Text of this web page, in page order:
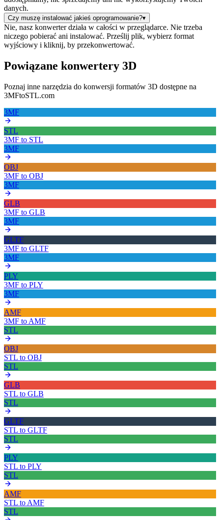
danych.
Czy muszę instalować jakieś oprogramowanie?▾
Nie, nasz konwerter działa w całości w przeglądarce. Nie trzeba
niczego pobierać ani instalować. Prześlij plik, wybierz format
wyjściowy i kliknij, by przekonwertować.
Powiązane konwertery 3D
Poznaj inne narzędzia do konwersji formatów 3D dostępne na
3MFtoSTL.com
3MF
STL
3MF to STL
3MF
OBJ
3MF to OBJ
3MF
GLB
3MF to GLB
3MF
GLTF
3MF to GLTF
3MF
PLY
3MF to PLY
3MF
AMF
3MF to AMF
STL
OBJ
STL to OBJ
STL
GLB
STL to GLB
STL
GLTF
STL to GLTF
STL
PLY
STL to PLY
STL
AMF
STL to AMF
STL